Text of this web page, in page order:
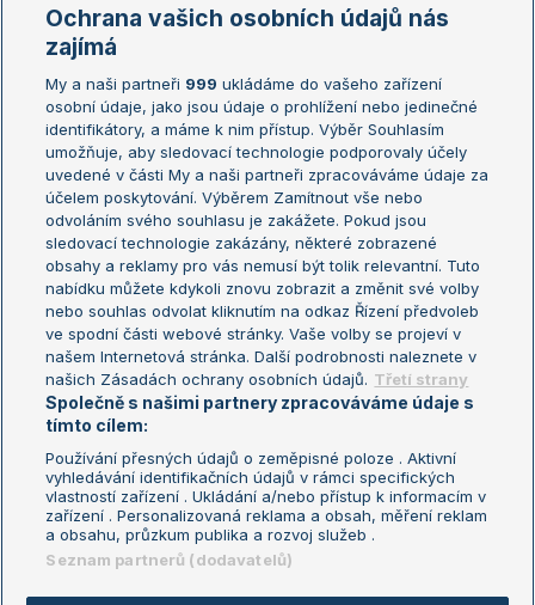
Žebříčky
Žebříček ATP (muži)
Žebříček WTA (ženy)
Sázkařský žebříček
Australian Open
French Open
Wimbledon
US Open
Turnaj mistrů
Turnaj mistryň
Aktualní trendy
Fotbalové přestupy
Livesport Daily
LS Prague Open
Podmínky užití
Nastavení soukromí
GDPR a žurnalistika
Reklama
Kontakt
Informace o zpracování osobních
údajů
Ochrana vašich osobních údajů nás
zajímá
My a naši partneři 999 ukládáme do vašeho zařízení
osobní údaje, jako jsou údaje o prohlížení nebo jedinečné
identifikátory, a máme k nim přístup. Výběr Souhlasím
umožňuje, aby sledovací technologie podporovaly účely
uvedené v části My a naši partneři zpracováváme údaje za
účelem poskytování. Výběrem Zamítnout vše nebo
odvoláním svého souhlasu je zakážete. Pokud jsou
sledovací technologie zakázány, některé zobrazené
obsahy a reklamy pro vás nemusí být tolik relevantní. Tuto
nabídku můžete kdykoli znovu zobrazit a změnit své volby
nebo souhlas odvolat kliknutím na odkaz Řízení předvoleb
ve spodní části webové stránky. Vaše volby se projeví v
našem Internetová stránka. Další podrobnosti naleznete v
našich Zásadách ochrany osobních údajů. Třetí strany
Společně s našimi partnery zpracováváme údaje s
tímto cílem:
Používání přesných údajů o zeměpisné poloze . Aktivní
vyhledávání identifikačních údajů v rámci specifických
vlastností zařízení . Ukládání a/nebo přístup k informacím v
zařízení . Personalizovaná reklama a obsah, měření reklam
a obsahu, průzkum publika a rozvoj služeb .
Seznam partnerů (dodavatelů)